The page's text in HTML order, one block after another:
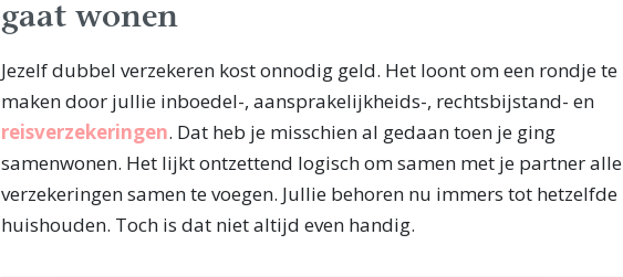
gaat wonen
Jezelf dubbel verzekeren kost onnodig geld. Het loont om een rondje te
maken door jullie inboedel-, aansprakelijkheids-, rechtsbijstand- en
reisverzekeringen. Dat heb je misschien al gedaan toen je ging
samenwonen. Het lijkt ontzettend logisch om samen met je partner alle
verzekeringen samen te voegen. Jullie behoren nu immers tot hetzelfde
huishouden. Toch is dat niet altijd even handig.